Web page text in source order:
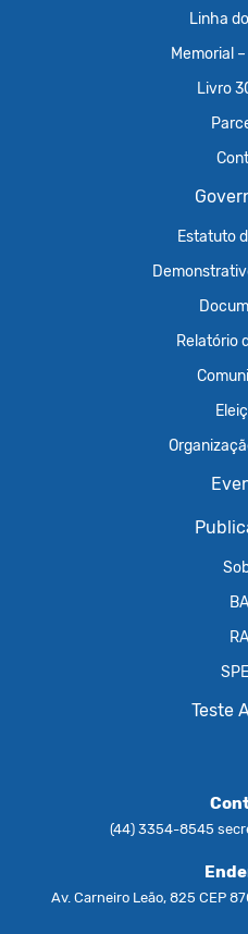
Linha
Memorial
Livro
Estatuto
Relatório
Teste
(44) 3354-8545
Av. Carneiro Leão, 825 CEP